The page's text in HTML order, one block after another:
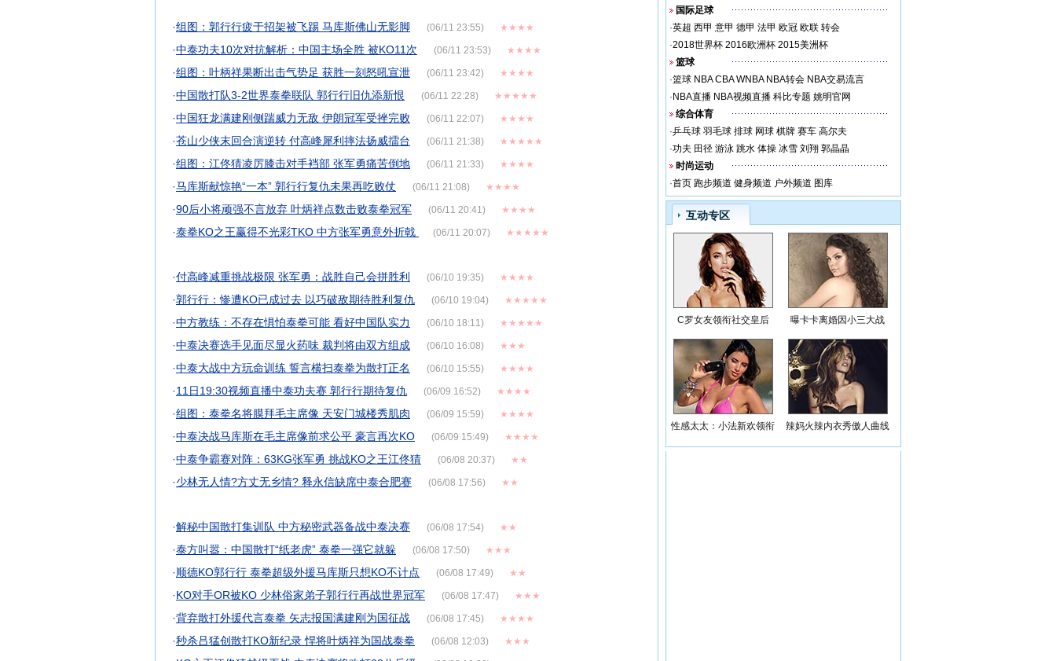
·组图：郭行行疲于招架被飞踢 马库斯佛山无影脚 (06/11 23:55) ★★★★
·中泰功夫10次对抗解析：中国主场全胜 被KO11次 (06/11 23:53) ★★★★
·组图：叶柄祥果断出击气势足 获胜一刻怒吼宣泄 (06/11 23:42) ★★★★
·中国散打队3-2世界泰拳联队 郭行行旧仇添新恨 (06/11 22:28) ★★★★★
·中国狂龙满建刚侧踹威力无敌 伊朗冠军受挫完败 (06/11 22:07) ★★★★
·苍山少侠末回合演逆转 付高峰犀利摔法扬威擂台 (06/11 21:38) ★★★★★
·组图：江佟猜凌厉膝击对手裆部 张军勇痛苦倒地 (06/11 21:33) ★★★★
·马库斯献惊艳“一本” 郭行行复仇未果再吃败仗 (06/11 21:08) ★★★★
·90后小将顽强不言放弃 叶炳祥点数击败泰拳冠军 (06/11 20:41) ★★★★
·泰拳KO之王赢得不光彩TKO 中方张军勇意外折戟 (06/11 20:07) ★★★★★
·付高峰减重挑战极限 张军勇：战胜自己会拼胜利 (06/10 19:35) ★★★★
·郭行行：惨遭KO已成过去 以巧破敌期待胜利复仇 (06/10 19:04) ★★★★★
·中方教练：不存在惧怕泰拳可能 看好中国队实力 (06/10 18:11) ★★★★★
·中泰决赛选手见面尽显火药味 裁判将由双方组成 (06/10 16:08) ★★★
·中泰大战中方玩命训练 誓言横扫泰拳为散打正名 (06/10 15:55) ★★★★
·11日19:30视频直播中泰功夫赛 郭行行期待复仇 (06/09 16:52) ★★★★
·组图：泰拳名将膜拜毛主席像 天安门城楼秀肌肉 (06/09 15:59) ★★★★
·中泰决战马库斯在毛主席像前求公平 豪言再次KO (06/09 15:49) ★★★★
·中泰争霸赛对阵：63KG张军勇 挑战KO之王江佟猜 (06/08 20:37) ★★
·少林无人情?方丈无乡情? 释永信缺席中泰合肥赛 (06/08 17:56) ★★
·解秘中国散打集训队 中方秘密武器备战中泰决赛 (06/08 17:54) ★★
·泰方叫嚣：中国散打“纸老虎” 泰拳一强它就躲 (06/08 17:50) ★★★
·顺德KO郭行行 泰拳超级外援马库斯只想KO不计点 (06/08 17:49) ★★
·KO对手OR被KO 少林俗家弟子郭行行再战世界冠军 (06/08 17:47) ★★★
·背弃散打外援代言泰拳 矢志报国满建刚为国征战 (06/08 17:45) ★★★★
·秒杀吕猛创散打KO新纪录 悍将叶炳祥为国战泰拳 (06/08 12:03) ★★★
国际足球
·英超 西甲 意甲 德甲 法甲 欧冠 欧联 转会
·2018世界杯 2016欧洲杯 2015美洲杯
篮球
·篮球 NBA CBA WNBA NBA转会 NBA交易流言
·NBA直播 NBA视频直播 科比专题 姚明官网
综合体育
·乒乓球 羽毛球 排球 网球 棋牌 赛车 高尔夫
·功夫 田径 游泳 跳水 体操 冰雪 刘翔 郭晶晶
时尚运动
·首页 跑步频道 健身频道 户外频道 图库
互动专区
C罗女友领衔社交皇后 曝卡卡离婚因小三大战
性感太太：小法新欢领衔 辣妈火辣内衣秀傲人曲线